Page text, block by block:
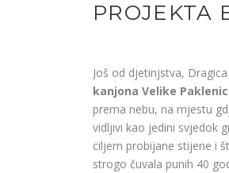
PROJEKTA
Još od djetinjstva,
kanjona Velike
prema nebu, na mjestu
vidljivi kao jedini svjedok
ciljem probijane stijene i
strogo čuvala punih 40